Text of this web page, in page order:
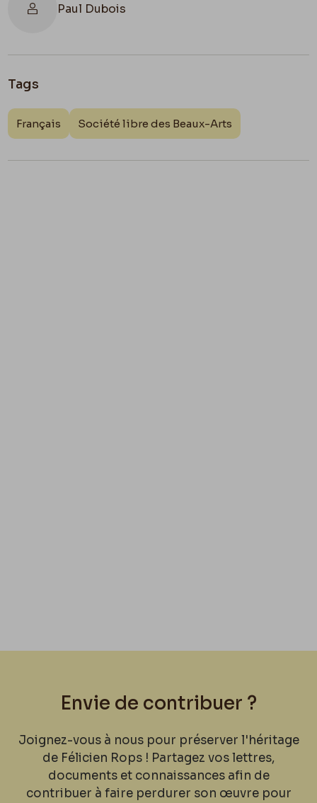
Paul Dubois
Tags
Français Société libre des Beaux-Arts
Envie de contribuer ?
Joignez-vous à nous pour préserver l'héritage
de Félicien Rops ! Partagez vos lettres,
documents et connaissances afin de
contribuer à faire perdurer son œuvre pour